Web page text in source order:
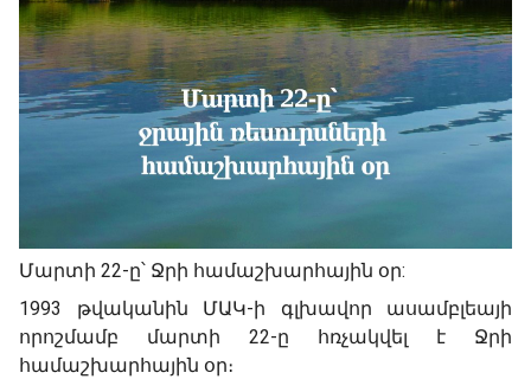
Մարտի 22-ը՝ Ջրի համաշխարհային օր:
1993 թվականին ՄԱԿ-ի գլխավոր ասամբլեայի
որոշմամբ մարտի 22-ը հռչակվել է Ջրի
համաշխարհային օր։